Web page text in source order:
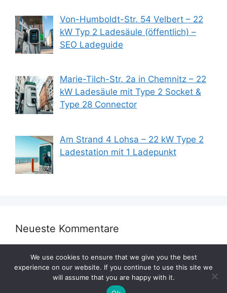
Von-Humboldt-Str. 54 Velbert – 22
kW Typ 2 Ladesäule (öffentlich) –
SEO Ladeguide
Marie-Tilch-Str. 2a in Chemnitz – 22
kW Ladesäule mit Type 2 Socket &
Type 28 Connector
Am Strand 4 Lohsa – 22 kW Type 2
Ladestation mit 1 Ladepunkt
Neueste Kommentare
We use cookies to ensure that we give you the best
experience on our website. If you continue to use this site we
will assume that you are happy with it.